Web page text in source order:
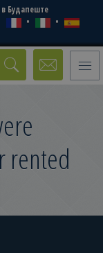
Будапеште
Toggle
rented